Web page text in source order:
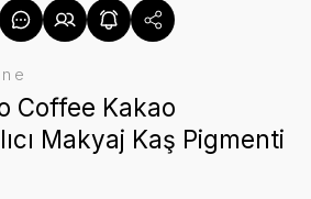
Coffee Kakao
Makyaj Kaş Pigmenti